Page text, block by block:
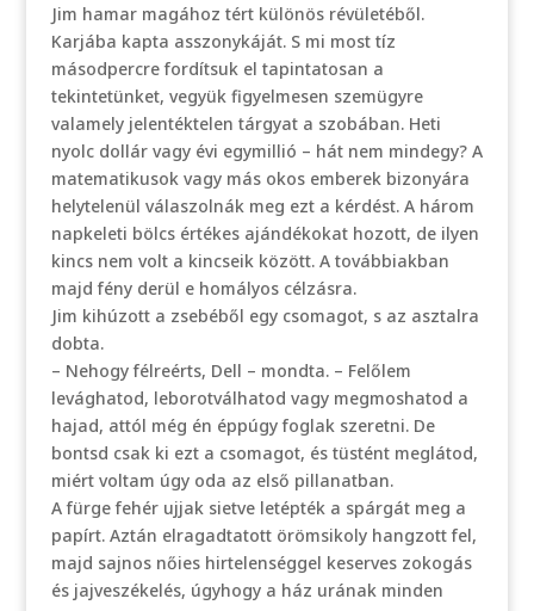
Jim hamar magához tért különös révületéből.
Karjába kapta asszonykáját. S mi most tíz
másodpercre fordítsuk el tapintatosan a
tekintetünket, vegyük figyelmesen szemügyre
valamely jelentéktelen tárgyat a szobában. Heti
nyolc dollár vagy évi egymillió – hát nem mindegy? A
matematikusok vagy más okos emberek bizonyára
helytelenül válaszolnák meg ezt a kérdést. A három
napkeleti bölcs értékes ajándékokat hozott, de ilyen
kincs nem volt a kincseik között. A továbbiakban
majd fény derül e homályos célzásra.
Jim kihúzott a zsebéből egy csomagot, s az asztalra
dobta.
– Nehogy félreérts, Dell – mondta. – Felőlem
levághatod, leborotválhatod vagy megmoshatod a
hajad, attól még én éppúgy foglak szeretni. De
bontsd csak ki ezt a csomagot, és tüstént meglátod,
miért voltam úgy oda az első pillanatban.
A fürge fehér ujjak sietve letépték a spárgát meg a
papírt. Aztán elragadtatott örömsikoly hangzott fel,
majd sajnos nőies hirtelenséggel keserves zokogás
és jajveszékelés, úgyhogy a ház urának minden